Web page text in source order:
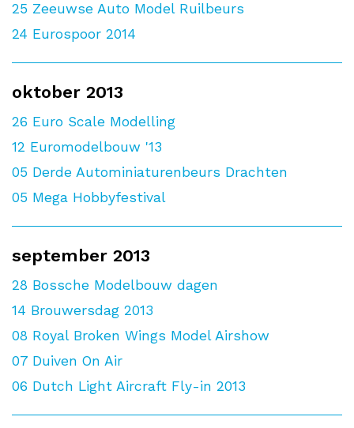
25 Zeeuwse Auto Model Ruilbeurs
24 Eurospoor 2014
oktober 2013
26 Euro Scale Modelling
12 Euromodelbouw '13
05 Derde Autominiaturenbeurs Drachten
05 Mega Hobbyfestival
september 2013
28 Bossche Modelbouw dagen
14 Brouwersdag 2013
08 Royal Broken Wings Model Airshow
07 Duiven On Air
06 Dutch Light Aircraft Fly-in 2013